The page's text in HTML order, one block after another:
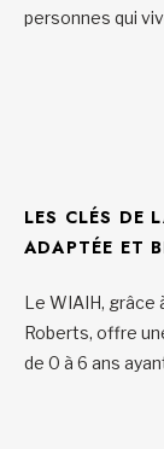
personnes qui
LES CLÉS DE
ADAPTÉE ET
Le WIAIH,
Roberts, offre
de 0 à 6 ans